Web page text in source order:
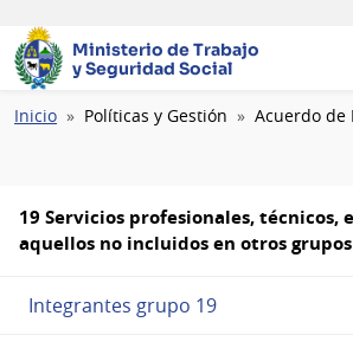
Ministerio de Trabajo
y Seguridad Social
Ruta
Inicio Políticas y Gestión Acuerdo de
19 Servicios profesionales, técnicos,
aquellos no incluidos en otros grupos
Integrantes grupo 19